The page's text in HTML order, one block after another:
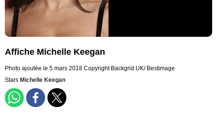
Affiche Michelle Keegan
Photo ajoutée le 5 mars 2018 Copyright Backgrid UK/ Bestimage
Stars Michelle Keegan